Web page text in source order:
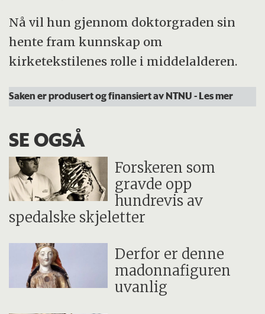
Nå vil hun gjennom doktorgraden sin
hente fram kunnskap om
kirketekstilenes rolle i middelalderen.
Saken er produsert og finansiert av NTNU- Les mer
SE OGSÅ
Forskeren som
gravde opp
hundrevis av
spedalske skjeletter
Derfor er denne
madonnafiguren
uvanlig